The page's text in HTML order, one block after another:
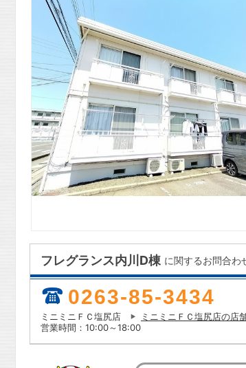
フレグランス内川D棟 に関するお問合わ
0263-85-3434
ミニミニＦＣ塩尻店
ミニミニＦＣ塩尻店の店
営業時間：10:00～18:00